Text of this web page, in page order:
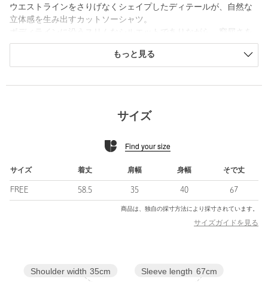
ウエストラインをさりげなくシェイプしたディテールが、自然な
立体感を生み出すカットソーシャツ。
ボディラインに沿うスリムなシルエットでありながら、窮屈さを
感じさせないバランスが魅力です。
ラフな素材感を活かしつつ、どこか都会的な印象に仕上がるデザ
インで、日常にすっと馴染みながらも洗練されたムードを演出。
ふんわりとしたやわらかなタッチのベア天竺素材を使用。
ックスと合わせればクリーンで洗練された印象に。
ショーツと合わせたヘルシーなスタイリングもおすすめです。
シンプルながらラインの美しさが引き立ち、どんなボトムともバ
伸縮：あり
もっと見る
サイズ
Find your size
サイズ 着丈 肩幅 身幅 そで丈
FREE 58.5 35 40 67
商品は、独自の採寸方法により採寸されています。
サイズガイドを見る
Sleeve length 67cm
Shoulder width 35cm